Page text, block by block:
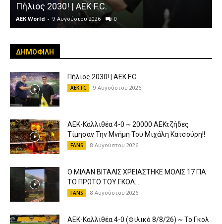
Πήλιος 2030! | AEK F.C.
AEK World - 9 Αυγούστου 2026 0
ΔΗΜΟΦΙΛΗ
Πήλιος 2030! | AEK F.C.
AEK FC 9 Αυγούστου 2026
ΑΕΚ-Καλλιθέα 4-0 ~ 20000 ΑΕΚτζήδες
Τίμησαν Την Μνήμη Του Μιχάλη Κατσούρη!!
FANS 8 Αυγούστου 2026
Ο ΜΙΛΑΝ ΒΙΤΑΛΙΣ ΧΡΕΙΑΣΤΗΚΕ ΜΟΛΙΣ 17 ΓΙΑ
ΤΟ ΠΡΩΤΟ ΤΟΥ ΓΚΟΛ...
FANS 8 Αυγούστου 2026
ΑΕΚ-Καλλιθέα 4-0 (Φιλικό 8/8/26) ~ Το Γκολ